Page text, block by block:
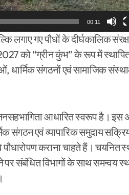
00:11
लगाए गए पौधों के दीर्घकालिक
को “ग्रीन कुंभ” के रूप में
धार्मिक संगठनों एवं सामाजिक
आधारित स्वरूप है। इस
संगठन एवं व्यापारिक समुदाय
कराना चाहते हैं। चयनित
संबंधित विभागों के साथ समन्वय